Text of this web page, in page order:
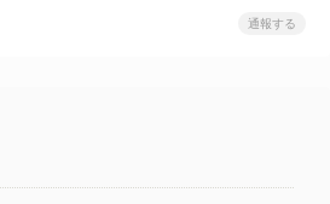
通報する